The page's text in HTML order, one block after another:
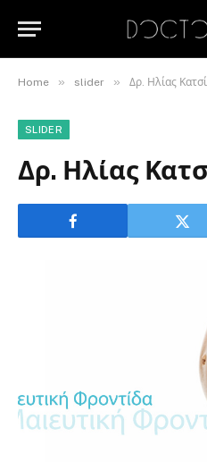
Home » slider » Δρ. Ηλίας
SLIDER
Δρ. Ηλίας